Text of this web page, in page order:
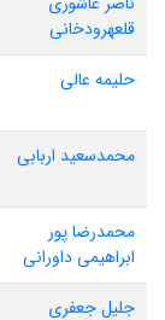
قلعهرودخانی
حلیمه عالی
محمدسعید اربابی
محمدرضا پور
ابراهیمی داورانی
جلیل جعفری